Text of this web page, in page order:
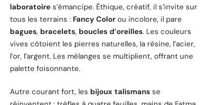
laboratoire s’émancipe. Éthique, créatif, il s’invite sur
tous les terrains : Fancy Color ou incolore, il pare
bagues, bracelets, boucles d’oreilles. Les couleurs
vives côtoient les pierres naturelles, la résine, l’acier,
l’or, l’argent. Les mélanges se multiplient, offrant une
palette foisonnante.
Autre courant fort, les bijoux talismans se